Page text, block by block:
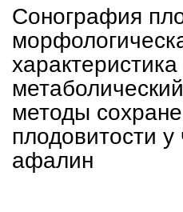
Сонография
методы
плодовитости
афалин